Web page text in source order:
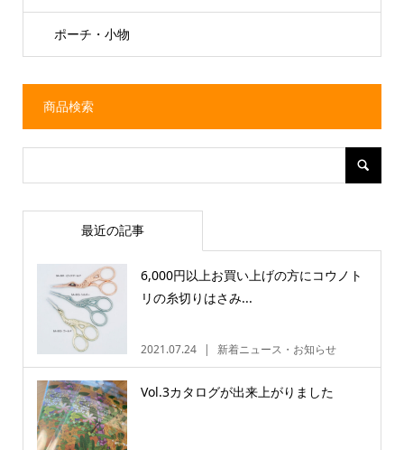
ポーチ・小物
商品検索
最近の記事
6,000円以上お買い上げの方にコウノト
リの糸切りはさみ...
2021.07.24 新着ニュース・お知らせ
Vol.3カタログが出来上がりました